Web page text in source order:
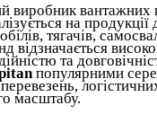
виробник вантажних
на продукції
тягачів,
відзначається
та
популярними
масштабу.